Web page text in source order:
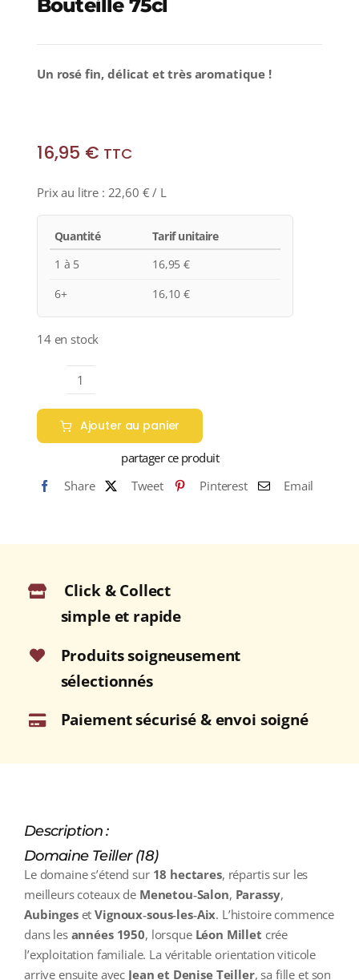
Bouteille 75cl
Un rosé fin, délicat et très aromatique !
16,95 € TTC
Prix au litre : 22,60 € / L
Quantité
Tarif unitaire
1 à 5
16,95€
6+
16,10€
14 en stock
quantité
de
Domaine
Teiller
MENETOU-
2025
75cl
Ajouter au panier
partager ce produit
Share
Tweet Pinterest Email
Click & Collect
simple et rapide
Produits soigneusement
sélectionnés
Paiement sécurisé & envoi soigné
Description :
Domaine Teiller (18)
Le domaine s’étend sur 18 hectares, répartis sur les
meilleurs coteaux de Menetou‑Salon, Parassy,
AubingesetVignoux‑sous‑les‑Aix. L’histoire commence
dans les années 1950, lorsque Léon Millet crée
l’exploitation familiale. La véritable orientation viticole
arrive ensuite avec Jean et Denise Teiller, sa fille et son